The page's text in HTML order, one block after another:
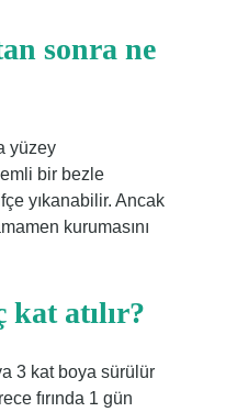
sonra ne
yüzey
bir bezle
yıkanabilir. Ancak
kurumasını
atılır?
3 kat boya sürülür
fırında 1 gün